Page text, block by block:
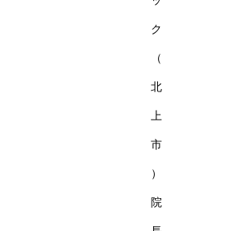
ク
（
北
上
市
）
院